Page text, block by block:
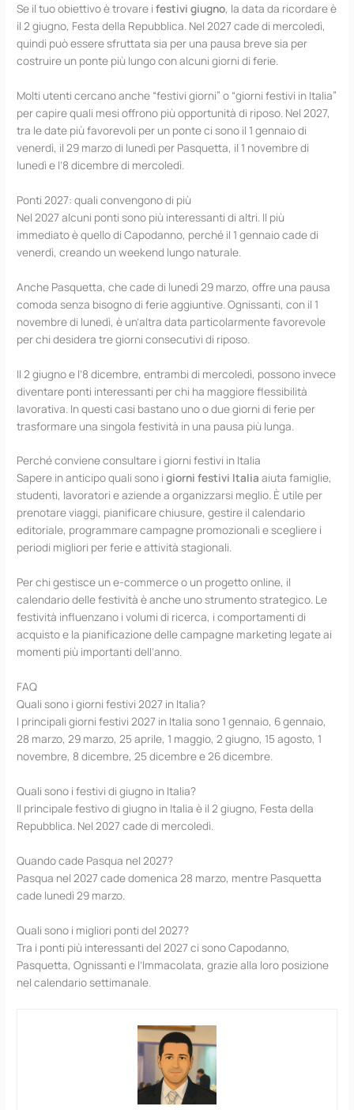
Se il tuo obiettivo è trovare ifestivi giugno, la data da ricordare è
il 2 giugno, Festa della Repubblica. Nel 2027 cade di mercoledì,
quindi può essere sfruttata sia per una pausa breve sia per
costruire un ponte più lungo con alcuni giorni di ferie.
Molti utenti cercano anche “festivi giorni” o “giorni festivi in Italia”
per capire quali mesi offrono più opportunità di riposo. Nel 2027,
tra le date più favorevoli per un ponte ci sono il 1 gennaio di
venerdì, il 29 marzo di lunedì per Pasquetta, il 1 novembre di
lunedì e l’8 dicembre di mercoledì.
Ponti 2027: quali convengono di più
Nel 2027 alcuni ponti sono più interessanti di altri. Il più
immediato è quello di Capodanno, perché il 1 gennaio cade di
venerdì, creando un weekend lungo naturale.
Anche Pasquetta, che cade di lunedì 29 marzo, offre una pausa
comoda senza bisogno di ferie aggiuntive. Ognissanti, con il 1
novembre di lunedì, è un’altra data particolarmente favorevole
per chi desidera tre giorni consecutivi di riposo.
Il 2 giugno e l’8 dicembre, entrambi di mercoledì, possono invece
diventare ponti interessanti per chi ha maggiore flessibilità
lavorativa. In questi casi bastano uno o due giorni di ferie per
trasformare una singola festività in una pausa più lunga.
Perché conviene consultare i giorni festivi in Italia
Sapere in anticipo quali sono igiorni festivi Italia aiuta famiglie,
studenti, lavoratori e aziende a organizzarsi meglio. È utile per
prenotare viaggi, pianificare chiusure, gestire il calendario
editoriale, programmare campagne promozionali e scegliere i
periodi migliori per ferie e attività stagionali.
Per chi gestisce un e-commerce o un progetto online, il
calendario delle festività è anche uno strumento strategico. Le
festività influenzano i volumi di ricerca, i comportamenti di
acquisto e la pianificazione delle campagne marketing legate ai
momenti più importanti dell’anno.
FAQ
Quali sono i giorni festivi 2027 in Italia?
I principali giorni festivi 2027 in Italia sono 1 gennaio, 6 gennaio,
28 marzo, 29 marzo, 25 aprile, 1 maggio, 2 giugno, 15 agosto, 1
novembre, 8 dicembre, 25 dicembre e 26 dicembre.
Quali sono i festivi di giugno in Italia?
Il principale festivo di giugno in Italia è il 2 giugno, Festa della
Repubblica. Nel 2027 cade di mercoledì.
Quando cade Pasqua nel 2027?
Pasqua nel 2027 cade domenica 28 marzo, mentre Pasquetta
cade lunedì 29 marzo.
Quali sono i migliori ponti del 2027?
Tra i ponti più interessanti del 2027 ci sono Capodanno,
Pasquetta, Ognissanti e l’Immacolata, grazie alla loro posizione
nel calendario settimanale.